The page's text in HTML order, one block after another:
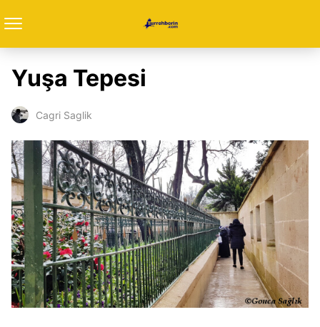
Yuşa Tepesi
Cagri Saglik